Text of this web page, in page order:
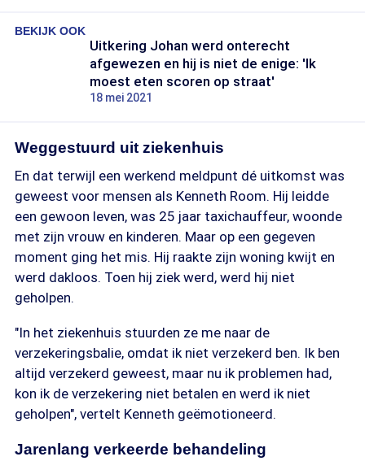
BEKIJK OOK
Uitkering Johan werd onterecht
afgewezen en hij is niet de enige: 'Ik
moest eten scoren op straat'
18 mei 2021
Weggestuurd uit ziekenhuis
En dat terwijl een werkend meldpunt dé uitkomst was
geweest voor mensen als Kenneth Room. Hij leidde
een gewoon leven, was 25 jaar taxichauffeur, woonde
met zijn vrouw en kinderen. Maar op een gegeven
moment ging het mis. Hij raakte zijn woning kwijt en
werd dakloos. Toen hij ziek werd, werd hij niet
geholpen.
"In het ziekenhuis stuurden ze me naar de
verzekeringsbalie, omdat ik niet verzekerd ben. Ik ben
altijd verzekerd geweest, maar nu ik problemen had,
kon ik de verzekering niet betalen en werd ik niet
geholpen", vertelt Kenneth geëmotioneerd.
Jarenlang verkeerde behandeling